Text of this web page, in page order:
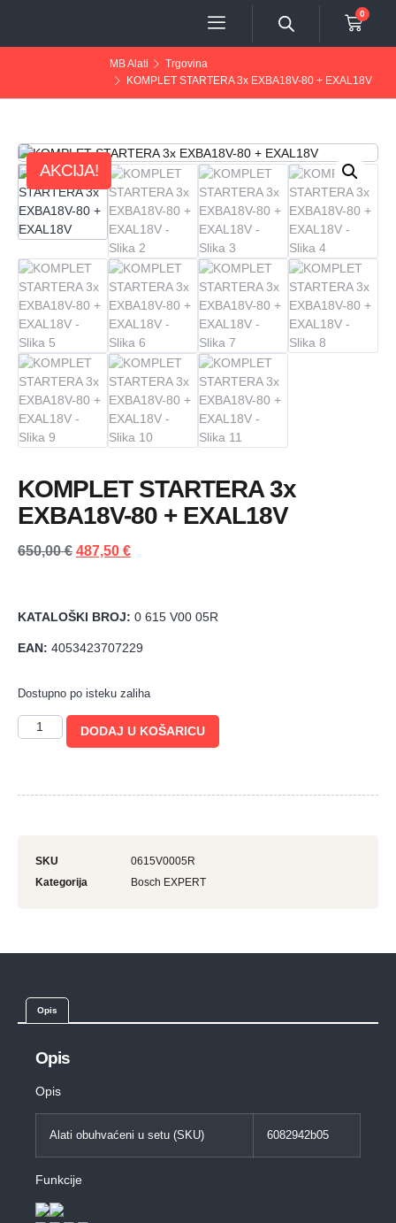
0
MB Alati
Trgovina
KOMPLET STARTERA 3x EXBA18V-80 + EXAL18V
AKCIJA!
KOMPLET STARTERA 3x
EXBA18V-80 + EXAL18V
650,00€ 487,50 €
KATALOŠKI BROJ: 0 615 V00 05R
EAN: 4053423707229
Dostupno po isteku zaliha
DODAJ U KOŠARICU
SKU
0615V0005R
Kategorija
Bosch EXPERT
Opis
Opis
Opis
Alati obuhvaćeni u setu (SKU) 6082942b05
Funkcije